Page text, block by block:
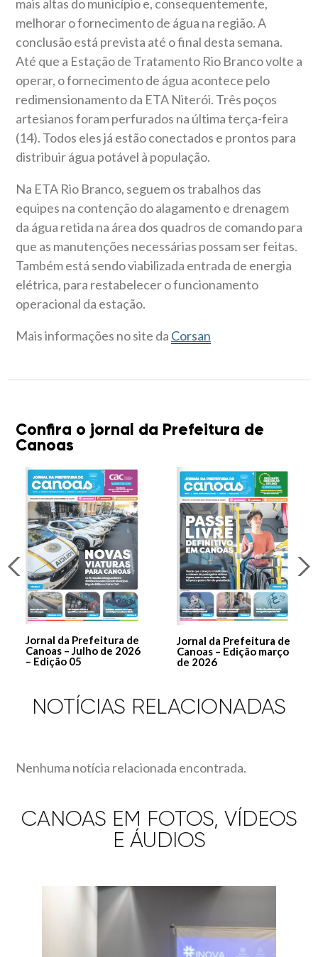
mais altas do município e, consequentemente,
melhorar o fornecimento de água na região. A
conclusão está prevista até o final desta semana.
Até que a Estação de Tratamento Rio Branco volte a
operar, o fornecimento de água acontece pelo
redimensionamento da ETA Niterói. Três poços
artesianos foram perfurados na última terça-feira
(14). Todos eles já estão conectados e prontos para
distribuir água potável à população.
Na ETA Rio Branco, seguem os trabalhos das
equipes na contenção do alagamento e drenagem
da água retida na área dos quadros de comando para
que as manutenções necessárias possam ser feitas.
Também está sendo viabilizada entrada de energia
elétrica, para restabelecer o funcionamento
operacional da estação.
Mais informações no site da Corsan
Confira o jornal da Prefeitura de
Canoas
Jornal da Prefeitura de
Canoas – Julho de 2026
– Edição 05
Jornal da Prefeitura de
Canoas – Edição março
de 2026
NOTÍCIAS RELACIONADAS
Nenhuma notícia relacionada encontrada.
CANOAS EM FOTOS, VÍDEOS
E ÁUDIOS